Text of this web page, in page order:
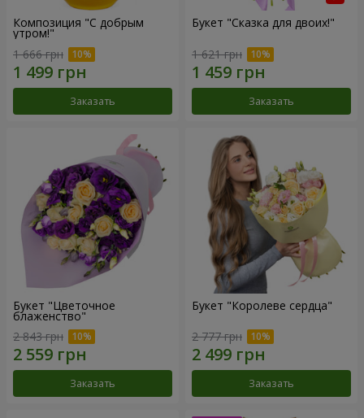
Композиция "С добрым
утром!"
1 666 грн
Заказать
Букет "Сказка для двоих!"
1 621 грн
Заказать
Букет "Цветочное
блаженство"
2 843 грн
Заказать
Букет "Королеве сердца"
2 777 грн
Заказать